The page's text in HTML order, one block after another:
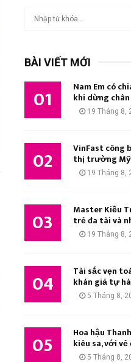
BÀI VIẾT MỚI
01 Nam Em có
khi dừng
19 Tháng 8,
02 VinFast công
thị trường Mỹ
19 Tháng 8,
03 Master Kiều
trẻ đa tài và
19 Tháng 8,
04 Tài sắc vẹn
khán giả tự
5 Tháng 8,
05 Hoa hậu
kiêu sa, với vẻ
5 Tháng 8,